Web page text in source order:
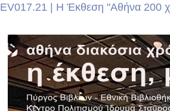
EV017.21 | Η Έκθεση "Αθήνα 200